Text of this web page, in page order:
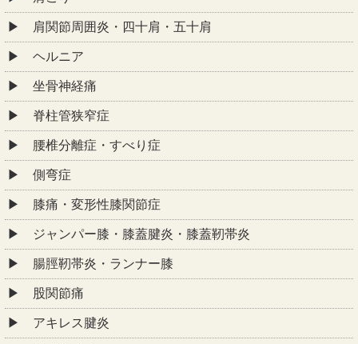
肩関節周囲炎・四十肩・五十肩
ヘルニア
坐骨神経痛
脊柱管狭窄症
腰椎分離症・すべり症
側弯症
膝痛・変形性膝関節症
ジャンパー膝・膝蓋腱炎・膝蓋靭帯炎
腸脛靭帯炎・ランナー膝
股関節痛
アキレス腱炎